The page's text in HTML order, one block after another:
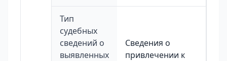
Тип
судебных
сведений о
выявленных
Сведения о
привлечении к